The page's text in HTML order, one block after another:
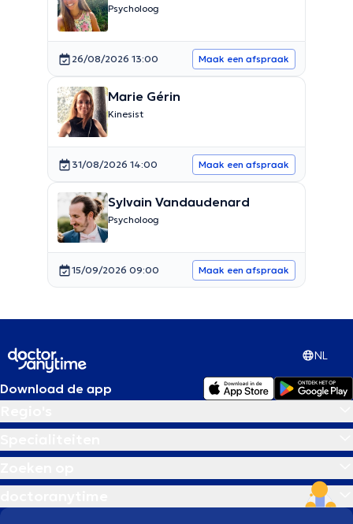
Psycholoog
26/08/2026 13:00 Maak een afspraak
Marie Gérin
Kinesist
31/08/2026 14:00 Maak een afspraak
Sylvain Vandaudenard
Psycholoog
15/09/2026 09:00 Maak een afspraak
NL
Download de app